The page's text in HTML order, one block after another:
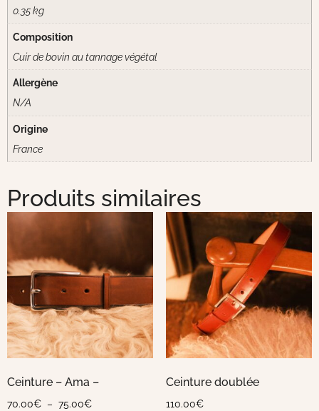
0.35 kg
Composition
Cuir de bovin au tannage végétal
Allergène
N/A
Origine
France
Produits similaires
Ceinture – Ama –
70.00€ – 75.00€
Ceinture doublée
110.00€